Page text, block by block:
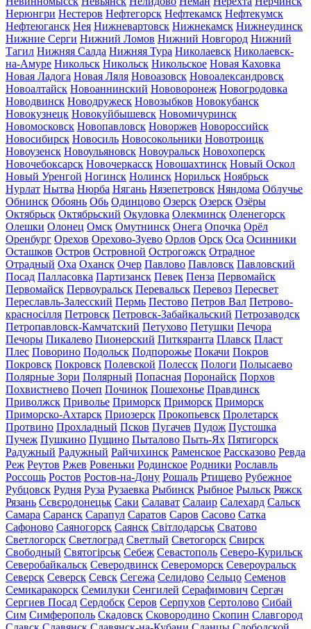
Нерюнгри Нестеров Нефтегорск Нефтекамск Нефтекумск
Нефтеюганск Нея Нижневартовск Нижнекамск Нижнеудинск
Нижние Серги Нижний Ломов Нижний Новгород Нижний
Тагил Нижняя Салда Нижняя Тура Николаевск Николаевск-
на-Амуре Никольск Никольск Никольское Новая Каховка
Новая Ладога Новая Ляля Новоазовск Новоалександровск
Новоалтайск Новоаннинский Нововоронеж Новогродовка
Новодвинск Новодружеск Новозыбков Новокубанск
Новокузнецк Новокуйбышевск Новомичуринск
Новомосковск Новопавловск Новоржев Новороссийск
Новосибирск Новосиль Новосокольники Новотроицк
Новоузенск Новоульяновск Новоуральск Новохоперск
Новочебоксарск Новочеркасск Новошахтинск Новый Оскол
Новый Уренгой Ногинск Нолинск Норильск Ноябрьск
Нурлат Нытва Нюрба Нягань Нязепетровск Няндома Облучье
Обнинск Обоянь Обь Одинцово Озерск Озерск Озёры
Октябрьск Октябрьский Окуловка Олекминск Оленегорск
Олешки Олонец Омск Омутнинск Онега Опочка Орёл
Оренбург Орехов Орехово-Зуево Орлов Орск Оса Осинники
Осташков Остров Островной Острогожск Отрадное
Отрадный Оха Оханск Очер Павлово Павловск Павловский
Посад Палласовка Партизанск Певек Пенза Первомайск
Первомайск Первоуральск Перевальск Перевоз Пересвет
Переславль-Залесский Пермь Пестово Петров Вал Петрово-
красносілля Петровск Петровск-Забайкальский Петрозаводск
Петропавловск-Камчатский Петухово Петушки Печора
Печоры Пикалево Пионерский Питкяранта Плавск Пласт
Плес Поворино Подольск Подпорожье Покачи Покров
Покровск Покровск Полевской Полесск Пологи Полысаево
Полярные Зори Полярный Попасная Поронайск Порхов
Похвистнево Почеп Починок Пошехонье Правдинск
Приволжск Приволье Приморск Приморск Приморск
Приморско-Ахтарск Приозерск Прокопьевск Пролетарск
Протвино Прохладный Псков Пугачев Пудож Пустошка
Пучеж Пушкино Пущино Пыталово Пыть-Ях Пятигорск
Радужный Радужный Райчихинск Раменское Рассказово Ревда
Реж Реутов Ржев Ровеньки Родинское Родники Рославль
Россошь Ростов Ростов-на-Дону Рошаль Ртищево Рубежное
Рубцовск Рудня Руза Рузаевка Рыбинск Рыбное Рыльск Ряжск
Рязань Сєвєродонецьк Саки Салават Салаир Салехард Сальск
Самара Саранск Сарапул Саратов Саров Сасово Сатка
Сафоново Саяногорск Саянск Світлодарськ Сватово
Светлогорск Светлоград Светлый Светогорск Свирск
Свободный Святогірськ Себеж Севастополь Северо-Курильск
Северобайкальск Северодвинск Североморск Североуральск
Северск Северск Севск Сегежа Селидово Сельцо Семенов
Семикаракорск Семилуки Сенгилей Серафимович Сергач
Сергиев Посад Сердобск Серов Серпухов Сертолово Сибай
Сим Симферополь Скадовск Сковородино Скопин Славгород